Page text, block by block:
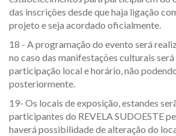
das inscrições desde que haja ligação
projeto e seja acordado oficialmente.
18 - A programação do evento será
no caso das manifestações culturais
participação local e horário, não
posteriormente.
19- Os locais de exposição, estandes
participantes do REVELA SUDOESTE
haverá possibilidade de alteração do